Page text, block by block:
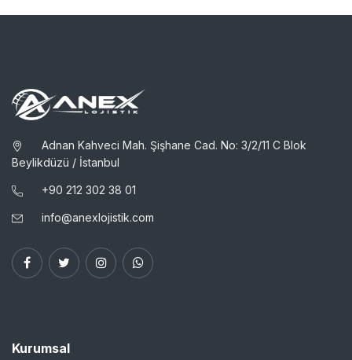
Adnan Kahveci Mah. Şişhane Cad. No: 3/2/11 C Blok
Beylikdüzü / İstanbul
+90 ​212 302 38 01
info@anexlojistik.com
Kurumsal